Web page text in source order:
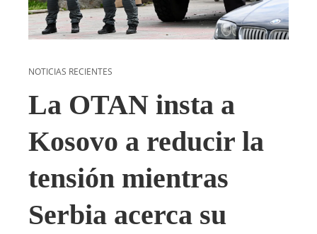
NOTICIAS RECIENTES
La OTAN insta a
Kosovo a reducir la
tensión mientras
Serbia acerca su